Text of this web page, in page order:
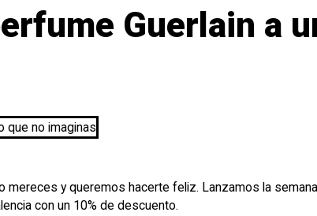
Guerlain a
mereces y queremos hacerte feliz. Lanzamos la
con un 10% de descuento.